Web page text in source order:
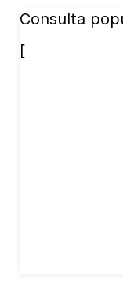
Consulta
[